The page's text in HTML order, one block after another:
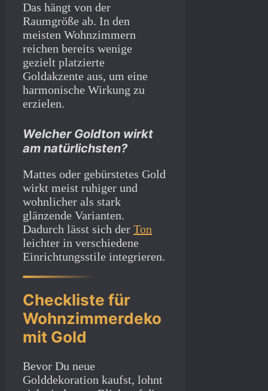
Das hängt von der
Raumgröße ab. In den
meisten Wohnzimmern
reichen bereits wenige
gezielt platzierte
Goldakzente aus, um eine
harmonische Wirkung zu
erzielen.
Welcher Goldton wirkt
am natürlichsten?
Mattes oder gebürstetes Gold
wirkt meist ruhiger und
wohnlicher als stark
glänzende Varianten.
Dadurch lässt sich der Ton
leichter in verschiedene
Einrichtungsstile integrieren.
Checkliste für
Wohnzimmerdeko
mit Gold
Bevor Du neue
Golddekoration kaufst, lohnt